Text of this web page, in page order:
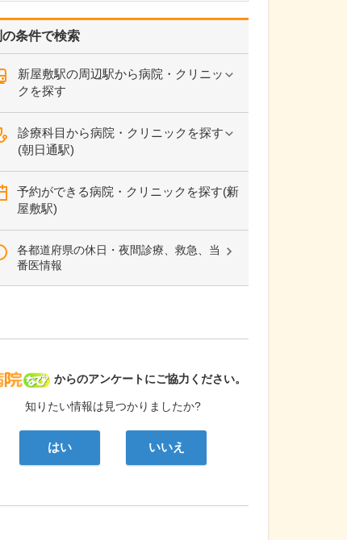
の条件で検索
新屋敷駅の周辺駅から病院・クリニッ
クを探す
診療科目から病院・クリニックを探す
(朝日通駅)
予約ができる病院・クリニックを探す(新
屋敷駅)
各都道府県の休日・夜間診療、救急、当
番医情報
病院なび
からのアンケートにご協力ください。
知りたい情報は見つかりましたか?
はい いいえ